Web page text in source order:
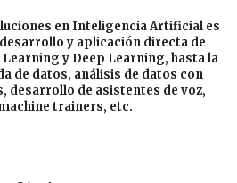
en Inteligencia Artificial es
y aplicación directa de
y Deep Learning, hasta la
de datos, análisis de datos con
desarrollo de asistentes de voz,
trainers, etc.